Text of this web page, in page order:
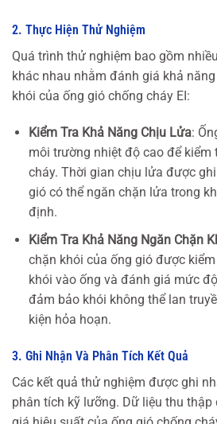
2. Thực Hiện Thử Nghiệm
Quá trình thử nghiệm bao gồm
khác nhau nhằm đánh giá khả
khói của ống gió chống cháy EI:
Kiểm Tra Khả Năng Chịu Lửa:
môi trường nhiệt độ cao để kiểm
cháy. Thời gian chịu lửa được
gió có thể ngăn chặn lửa trong
định.
Kiểm Tra Khả Năng Ngăn Chặn
chặn khói của ống gió được
khói vào ống và đánh giá mức
đảm bảo khói không thể lan
kiện hỏa hoạn.
3. Ghi Nhận Và Phân Tích Kết Quả
Các kết quả thử nghiệm được ghi
phân tích kỹ lưỡng. Dữ liệu thu